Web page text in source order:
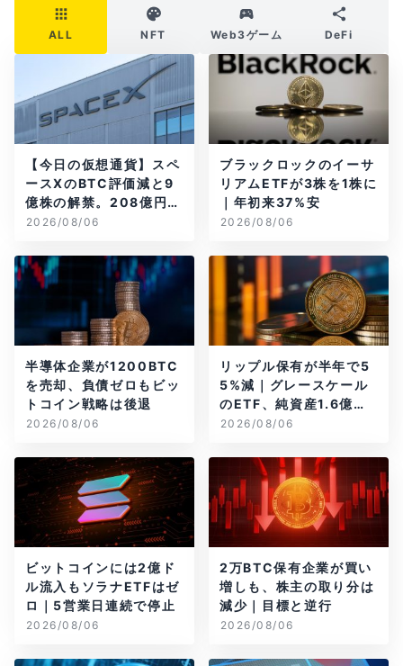
ALL NFT Web3ゲーム DeFi
【今日の仮想通貨】スペ
ースXのBTC評価減と9
億株の解禁。208億円相
当のBTCが盗難
2026/08/06
ブラックロックのイーサ
リアムETFが3株を1株に
｜年初来37%安
2026/08/06
半導体企業が1200BTC
を売却、負債ゼロもビッ
トコイン戦略は後退
2026/08/06
リップル保有が半年で5
5%減｜グレースケール
のETF、純資産1.6億ド
ル減
2026/08/06
ビットコインには2億ド
ル流入もソラナETFはゼ
ロ｜5営業日連続で停止
2026/08/06
2万BTC保有企業が買い
増しも、株主の取り分は
減少｜目標と逆行
2026/08/06